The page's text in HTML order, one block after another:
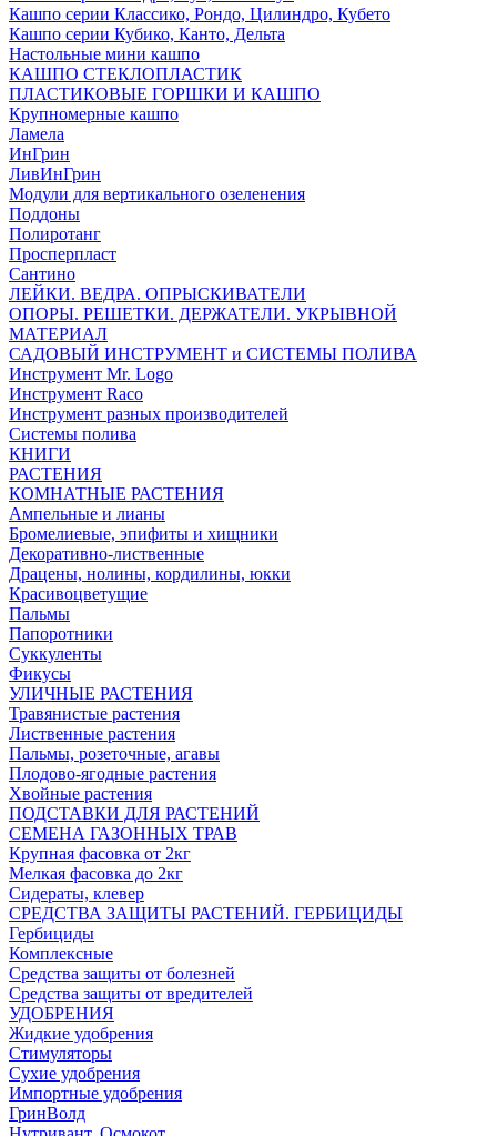
Кашпо серии Классико, Рондо, Цилиндро, Кубето
Кашпо серии Кубико, Канто, Дельта
Настольные мини кашпо
КАШПО СТЕКЛОПЛАСТИК
ПЛАСТИКОВЫЕ ГОРШКИ И КАШПО
Крупномерные кашпо
Ламела
ИнГрин
ЛивИнГрин
Модули для вертикального озеленения
Поддоны
Полиротанг
Просперпласт
Сантино
ЛЕЙКИ. ВЕДРА. ОПРЫСКИВАТЕЛИ
ОПОРЫ. РЕШЕТКИ. ДЕРЖАТЕЛИ. УКРЫВНОЙ
МАТЕРИАЛ
САДОВЫЙ ИНСТРУМЕНТ и СИСТЕМЫ ПОЛИВА
Инструмент Mr. Logo
Инструмент Raco
Инструмент разных производителей
Системы полива
КНИГИ
РАСТЕНИЯ
КОМНАТНЫЕ РАСТЕНИЯ
Ампельные и лианы
Бромелиевые, эпифиты и хищники
Декоративно-лиственные
Драцены, нолины, кордилины, юкки
Красивоцветущие
Пальмы
Папоротники
Суккуленты
Фикусы
УЛИЧНЫЕ РАСТЕНИЯ
Травянистые растения
Лиственные растения
Пальмы, розеточные, агавы
Плодово-ягодные растения
Хвойные растения
ПОДСТАВКИ ДЛЯ РАСТЕНИЙ
СЕМЕНА ГАЗОННЫХ ТРАВ
Крупная фасовка от 2кг
Мелкая фасовка до 2кг
Сидераты, клевер
СРЕДСТВА ЗАЩИТЫ РАСТЕНИЙ. ГЕРБИЦИДЫ
Гербициды
Комплексные
Средства защиты от болезней
Средства защиты от вредителей
УДОБРЕНИЯ
Жидкие удобрения
Стимуляторы
Сухие удобрения
Импортные удобрения
ГринВолд